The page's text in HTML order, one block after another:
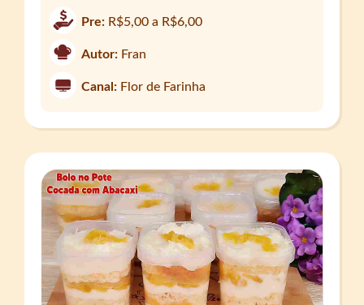
Pre: R$5,00 a R$6,00
Autor: Fran
Canal: Flor de Farinha